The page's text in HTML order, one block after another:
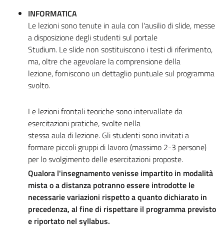
INFORMATICA
Le lezioni sono tenute in aula con l'ausilio di slide, messe
a disposizione degli studenti sul portale
Studium. Le slide non sostituiscono i testi di riferimento,
ma, oltre che agevolare la comprensione della
lezione, forniscono un dettaglio puntuale sul programma
svolto.
Le lezioni frontali teoriche sono intervallate da
esercitazioni pratiche, svolte nella
stessa aula di lezione. Gli studenti sono invitati a
formare piccoli gruppi di lavoro (massimo 2-3 persone)
per lo svolgimento delle esercitazioni proposte.
Qualora l'insegnamento venisse impartito in modalità
mista o a distanza potranno essere introdotte le
necessarie variazioni rispetto a quanto dichiarato in
precedenza, al fine di rispettare il programma previsto
e riportato nel syllabus.